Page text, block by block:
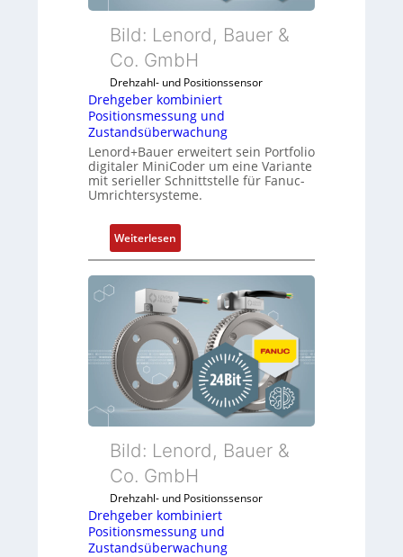
Bild: Lenord, Bauer &
Co. GmbH
Drehzahl- und Positionssensor
Drehgeber kombiniert
Positionsmessung und
Zustandsüberwachung
Lenord+Bauer erweitert sein Portfolio
digitaler MiniCoder um eine Variante
mit serieller Schnittstelle für Fanuc-
Umrichtersysteme.
Weiterlesen
D
r
e
h
g
b
e
r
k
o
b
i
n
i
Bild: Lenord, Bauer &
Co. GmbH
Drehzahl- und Positionssensor
Drehgeber kombiniert
Positionsmessung und
Zustandsüberwachung